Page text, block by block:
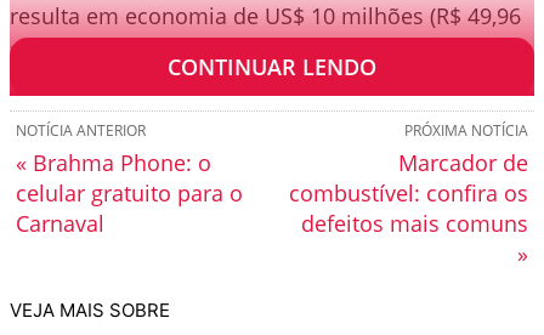
resulta em economia de US$ 10 milhões (R$ 49,96
milhões) por ano.
CONTINUAR LENDO
PRÓXIMA NOTÍCIA
Marcador de
combustível: confira os
defeitos mais comuns
»
NOTÍCIA ANTERIOR
« Brahma Phone: o
celular gratuito para o
Carnaval
VEJA MAIS SOBRE